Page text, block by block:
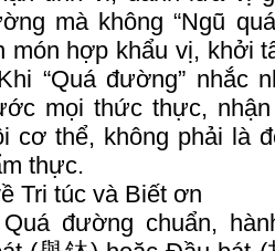
mà không “Ngũ
món hợp khẩu vị, khởi
“Quá đường” nhắc
mọi thức thực,
cơ thể, không phải là
thực.
Tri túc và Biết ơn
đường chuẩn,